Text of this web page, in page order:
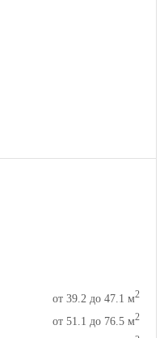
от 39.2 до 47.1 м2
от 51.1 до 76.5 м2